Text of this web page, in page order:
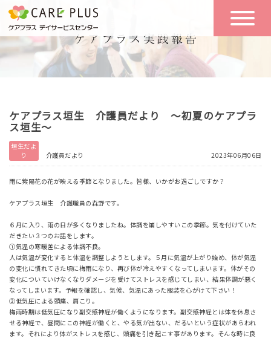
こんな方に
おすすめ
一日の流れ
一日体験
空き状況
実践報告
体験希望
ケアプラス垣生 介護員だより ～初夏のケアプラ
ス垣生～
垣生だよ
り
介護員だより 2023年06月06日
雨に紫陽花の花が映える季節となりました。皆様、いかがお過ごしですか？
ケアプラス垣生 介護職員の森野です。
６月に入り、雨の日が多くなりましたね。体調を崩しやすいこの季節。気を付けていた
だきたい３つのお話をします。
➀気温の寒暖差による体調不良。
人は気温が変化すると体温を調整しようとします。５月に気温が上がり始め、体が気温
の変化に慣れてきた頃に梅雨になり、再び体が冷えやすくなってしまいます。体がその
変化についていけなくなりダメージを受けてストレスを感じてしまい、結果体調が悪く
なってしまいます。予報を確認し、気候、気温にあった服装を心がけて下さい！
➁低気圧による頭痛、肩こり。
梅雨時期は低気圧になり副交感神経が働くようになります。副交感神経とは体を休息さ
せる神経で、昼間にこの神経が働くと、やる気が出ない、だるいという症状があらわれ
ます。それにより体がストレスを感じ、頭痛を引き起こす事があります。そんな時に良